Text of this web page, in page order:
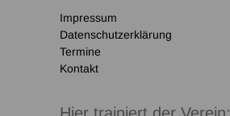
Impressum
Datenschutzerklärung
Termine
Kontakt